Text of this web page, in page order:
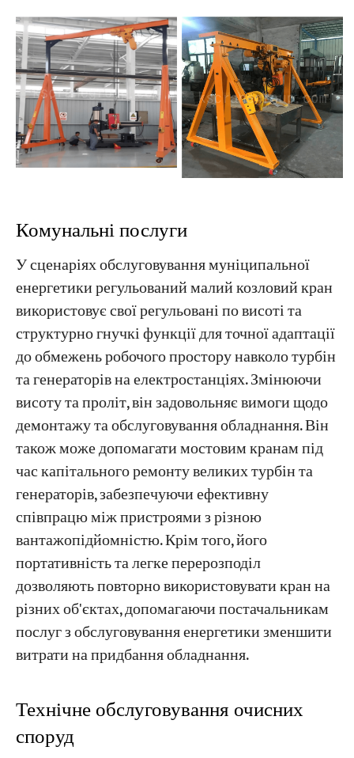
Комунальні послуги
У сценаріях обслуговування муніципальної
енергетики регульований малий козловий кран
використовує свої регульовані по висоті та
структурно гнучкі функції для точної адаптації
до обмежень робочого простору навколо турбін
та генераторів на електростанціях. Змінюючи
висоту та проліт, він задовольняє вимоги щодо
демонтажу та обслуговування обладнання. Він
також може допомагати мостовим кранам під
час капітального ремонту великих турбін та
генераторів, забезпечуючи ефективну
співпрацю між пристроями з різною
вантажопідйомністю. Крім того, його
портативність та легке перерозподіл
дозволяють повторно використовувати кран на
різних об'єктах, допомагаючи постачальникам
послуг з обслуговування енергетики зменшити
витрати на придбання обладнання.
Технічне обслуговування очисних
споруд